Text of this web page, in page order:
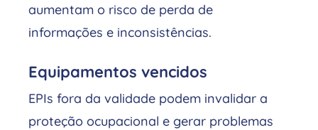
aumentam o risco de perda de
informações e inconsistências.
Equipamentos vencidos
EPIs fora da validade podem invalidar a
proteção ocupacional e gerar problemas